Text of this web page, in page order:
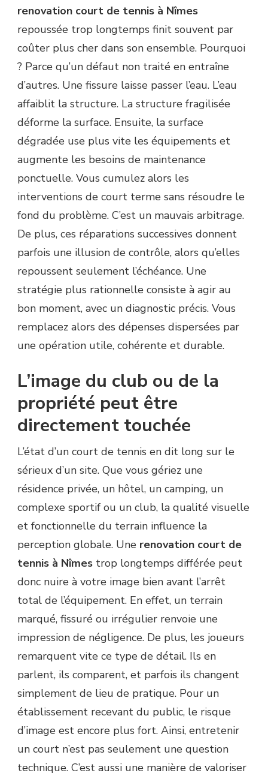
renovation court de tennis à Nîmes
repoussée trop longtemps finit souvent par
coûter plus cher dans son ensemble. Pourquoi
? Parce qu’un défaut non traité en entraîne
d’autres. Une fissure laisse passer l’eau. L’eau
affaiblit la structure. La structure fragilisée
déforme la surface. Ensuite, la surface
dégradée use plus vite les équipements et
augmente les besoins de maintenance
ponctuelle. Vous cumulez alors les
interventions de court terme sans résoudre le
fond du problème. C’est un mauvais arbitrage.
De plus, ces réparations successives donnent
parfois une illusion de contrôle, alors qu’elles
repoussent seulement l’échéance. Une
stratégie plus rationnelle consiste à agir au
bon moment, avec un diagnostic précis. Vous
remplacez alors des dépenses dispersées par
une opération utile, cohérente et durable.
L’image du club ou de la
propriété peut être
directement touchée
L’état d’un court de tennis en dit long sur le
sérieux d’un site. Que vous gériez une
résidence privée, un hôtel, un camping, un
complexe sportif ou un club, la qualité visuelle
et fonctionnelle du terrain influence la
perception globale. Une renovation court de
tennis à Nîmes trop longtemps différée peut
donc nuire à votre image bien avant l’arrêt
total de l’équipement. En effet, un terrain
marqué, fissuré ou irrégulier renvoie une
impression de négligence. De plus, les joueurs
remarquent vite ce type de détail. Ils en
parlent, ils comparent, et parfois ils changent
simplement de lieu de pratique. Pour un
établissement recevant du public, le risque
d’image est encore plus fort. Ainsi, entretenir
un court n’est pas seulement une question
technique. C’est aussi une manière de valoriser